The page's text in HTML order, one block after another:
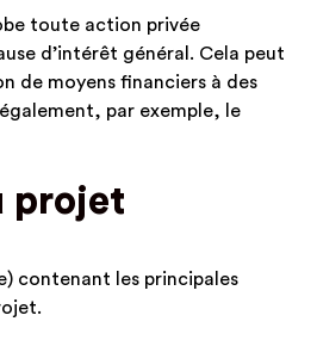
toute action privée
d’intérêt général. Cela peut
de moyens financiers à des
par exemple, le
projet
contenant les principales